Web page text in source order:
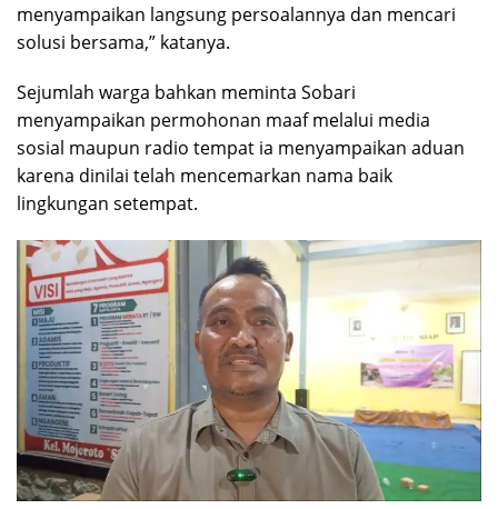
menyampaikan langsung persoalannya dan mencari
solusi bersama,” katanya.
Sejumlah warga bahkan meminta Sobari
menyampaikan permohonan maaf melalui media
sosial maupun radio tempat ia menyampaikan aduan
karena dinilai telah mencemarkan nama baik
lingkungan setempat.